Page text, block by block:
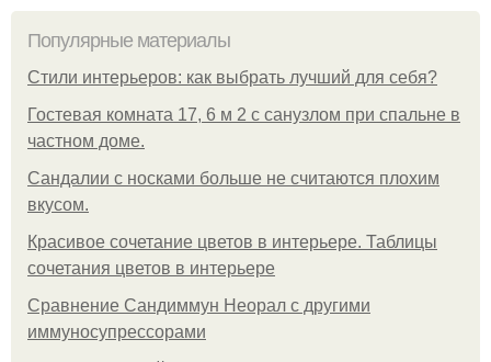
Популярные материалы
Стили интерьеров: как выбрать лучший для себя?
Гостевая комната 17, 6 м 2 с санузлом при спальне в
частном доме.
Сандалии с носками больше не считаются плохим
вкусом.
Красивое сочетание цветов в интерьере. Таблицы
сочетания цветов в интерьере
Сравнение Сандиммун Неорал с другими
иммуносупрессорами